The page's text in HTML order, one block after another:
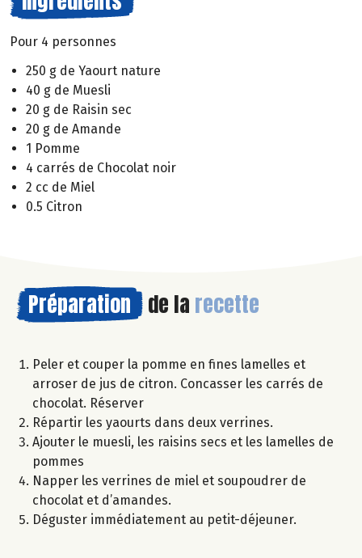
Pour 4 personnes
250 g de Yaourt nature
40 g de Muesli
20 g de Raisin sec
20 g de Amande
1 Pomme
4 carrés de Chocolat noir
2 cc de Miel
0.5 Citron
Préparation de la recette
Peler et couper la pomme en fines lamelles et
arroser de jus de citron. Concasser les carrés de
chocolat. Réserver
Répartir les yaourts dans deux verrines.
Ajouter le muesli, les raisins secs et les lamelles de
pommes
Napper les verrines de miel et soupoudrer de
chocolat et d’amandes.
Déguster immédiatement au petit-déjeuner.